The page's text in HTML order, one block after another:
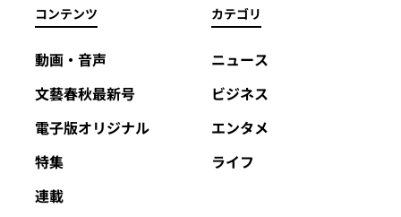
コンテンツ
動画・音声
文藝春秋最新号
電子版オリジナル
特集
連載
カテゴリ
ニュース
ビジネス
エンタメ
ライフ